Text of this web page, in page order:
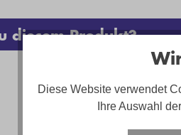
diesem Produkt?
Vanessa
Diese Website verwendet
Ihre Auswahl